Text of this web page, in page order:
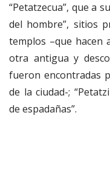
“Petatzecua”, que a
del hombre”, sitios
templos –que hacen
otra antigua y
fueron encontradas
de la ciudad-;
de espadañas”.